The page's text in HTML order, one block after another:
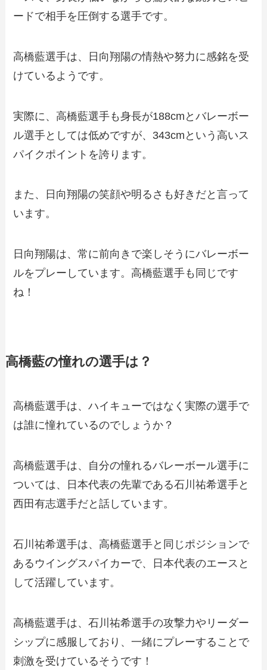
ードで相手を圧倒する選手です。
高橋藍選手は、日向翔陽の情熱や努力に感銘を受
けているようです。
実際に、高橋藍選手も身長が188cmとバレーボー
ル選手としては低めですが、343cmという高いス
パイクポイントを誇ります。
また、日向翔陽の笑顔や明るさも好きだと言って
います。
日向翔陽は、常に前向きで楽しそうにバレーボー
ルをプレーしています。高橋藍選手も同じです
ね！
高橋藍の憧れの選手は？
高橋藍選手は、ハイキューではなく実際の選手で
は誰に憧れているのでしょうか？
高橋藍選手は、自分の憧れるバレーボール選手に
ついては、日本代表の先輩である石川祐希選手と
西田有志選手だと話しています。
石川祐希選手は、高橋藍選手と同じポジションで
あるウイングスパイカーで、日本代表のエースと
して活躍しています。
高橋藍選手は、石川祐希選手の攻撃力やリーダー
シップに感服しており、一緒にプレーすることで
刺激を受けているそうです！